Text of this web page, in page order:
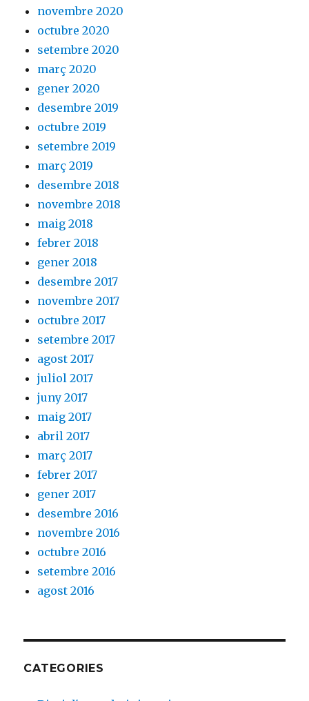
novembre 2020
octubre 2020
setembre 2020
març 2020
gener 2020
desembre 2019
octubre 2019
setembre 2019
març 2019
desembre 2018
novembre 2018
maig 2018
febrer 2018
gener 2018
desembre 2017
novembre 2017
octubre 2017
setembre 2017
agost 2017
juliol 2017
juny 2017
maig 2017
abril 2017
març 2017
febrer 2017
gener 2017
desembre 2016
novembre 2016
octubre 2016
setembre 2016
agost 2016
CATEGORIES